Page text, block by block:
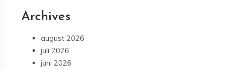
Archives
august 2026
juli 2026
juni 2026